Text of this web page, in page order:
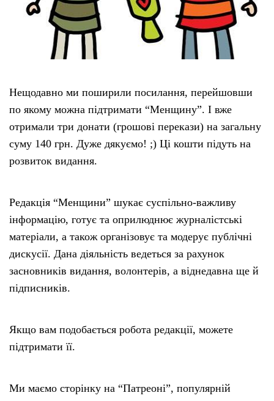
Нещодавно ми поширили посилання, перейшовши
по якому можна підтримати “Менщину”. І вже
отримали три донати (грошові перекази) на загальну
суму 140 грн. Дуже дякуємо! ;) Ці кошти підуть на
розвиток видання.
Редакція “Менщини” шукає суспільно-важливу
інформацію, готує та оприлюднює журналістські
матеріали, а також організовує та модерує публічні
дискусії. Дана діяльність ведеться за рахунок
засновників видання, волонтерів, а віднедавна ще й
підписників.
Якщо вам подобається робота редакції, можете
підтримати її.
Ми маємо сторінку на “Патреоні”, популярній